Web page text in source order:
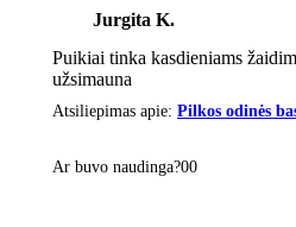
Jurgita K.
Puikiai tinka kasdieniams
užsimauna
Atsiliepimas apie: Pilkos odinės
Ar buvo naudinga?00